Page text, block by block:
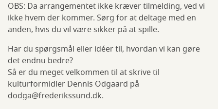
OBS: Da arrangementet ikke kræver tilmelding, ved vi
ikke hvem der kommer. Sørg for at deltage med en
anden, hvis du vil være sikker på at spille.
Har du spørgsmål eller idéer til, hvordan vi kan gøre
det endnu bedre?
Så er du meget velkommen til at skrive til
kulturformidler Dennis Odgaard på
dodga@frederikssund.dk.